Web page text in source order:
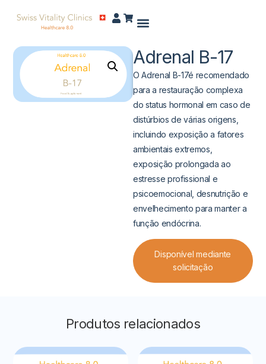
Adrenal B-17
O Adrenal B-17é recomendado
para a restauração complexa
do status hormonal em caso de
distúrbios de várias origens,
incluindo exposição a fatores
ambientais extremos,
exposição prolongada ao
estresse profissional e
psicoemocional, desnutrição e
envelhecimento para manter a
função endócrina.
Disponível mediante
solicitação
Produtos relacionados